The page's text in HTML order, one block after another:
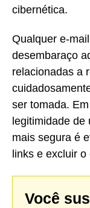
cibernética.
Qualquer e-
desembaraço
relacionadas a
ser tomada.
legitimidade
mais segura é
links e excluir
Você